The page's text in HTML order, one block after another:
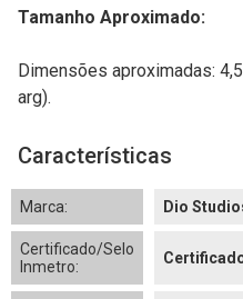
Tamanho Aproximado:
Dimensões aproximadas:
arg).
Características
Marca: Dio
Certificado/Selo
Inmetro: